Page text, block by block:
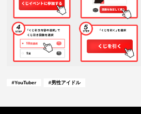
#YouTuber #男性アイドル